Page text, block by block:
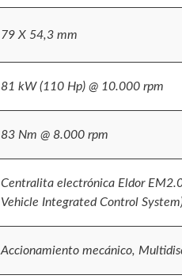
79 X 54,3 mm
81 kW (110 Hp) @ 10.000 rpm
83 Nm @ 8.000 rpm
Centralita electrónica Eldor
Vehicle Integrated Control
Accionamiento mecánico,